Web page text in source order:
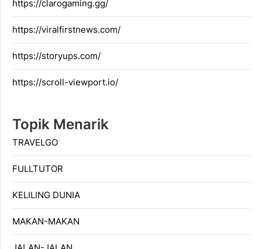
https://clarogaming.gg/
https://viralfirstnews.com/
https://storyups.com/
https://scroll-viewport.io/
Topik Menarik
TRAVELGO
FULLTUTOR
KELILING DUNIA
MAKAN-MAKAN